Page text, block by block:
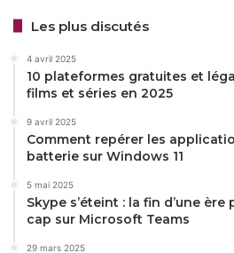
Les plus discutés
4 avril 2025
10 plateformes gratuites et
films et séries en 2025
9 avril 2025
Comment repérer les
batterie sur Windows 11
5 mai 2025
Skype s’éteint : la fin d’une
cap sur Microsoft Teams
29 mars 2025